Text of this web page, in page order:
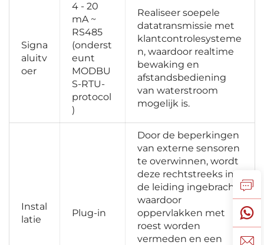
Signa
aluitv
oer
4 - 20
mA ~
RS485
(onderst
eunt
MODBU
S-RTU-
protocol
)
Realiseer soepele
datatransmissie met
klantcontrolesysteme
n, waardoor realtime
bewaking en
afstandsbediening
van waterstroom
mogelijk is.
Instal
latie
Plug-in
Door de beperkingen
van externe sensoren
te overwinnen, wordt
deze rechtstreeks in
de leiding ingebracht,
waardoor
oppervlakken met
roest worden
vermeden en een